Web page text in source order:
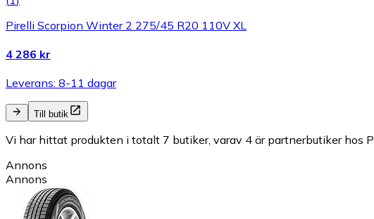
Pirelli Scorpion Winter 2 275/45 R20 110V XL
4 286 kr
Leverans: 8-11 dagar
Till butik
Vi har hittat produkten i totalt 7 butiker, varav 4 är partnerbutiker hos
Annons
Annons